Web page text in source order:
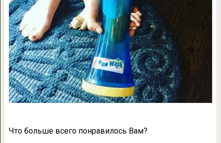
Что больше всего понравилось Вам?